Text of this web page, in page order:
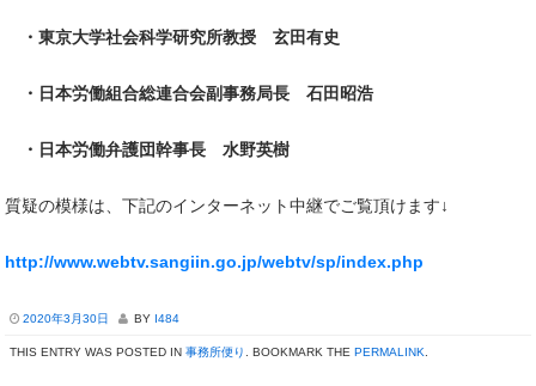
・東京大学社会科学研究所教授 玄田有史
・日本労働組合総連合会副事務局長 石田昭浩
・日本労働弁護団幹事長 水野英樹
質疑の模様は、下記のインターネット中継でご覧頂けます↓
http://www.webtv.sangiin.go.jp/webtv/sp/index.php
2020年3月30日 BY I484
THIS ENTRY WAS POSTED IN 事務所便り . BOOKMARK THE PERMALINK